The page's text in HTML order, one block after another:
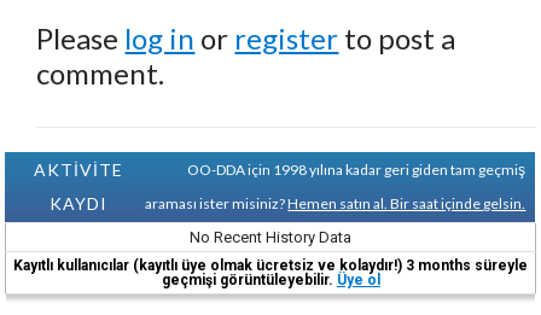
Please log in or register to post a
comment.
AKTİVİTE
KAYDI
OO-DDA için 1998 yılına kadar geri giden tam geçmiş
araması ister misiniz?Hemen satın al. Bir saat içinde gelsin.
No Recent History Data
Kayıtlı kullanıcılar (kayıtlı üye olmak ücretsiz ve kolaydır!) 3 months süreyle
geçmişi görüntüleyebilir. Üye ol